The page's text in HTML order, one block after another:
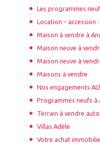
Les programmes
Location – accession
Maison à vendre à
Maison neuve à
Maison neuve à
Maisons à vendre
Nos engagements
Programmes neufs à
Terrain à vendre
Villas Adèle
Votre achat